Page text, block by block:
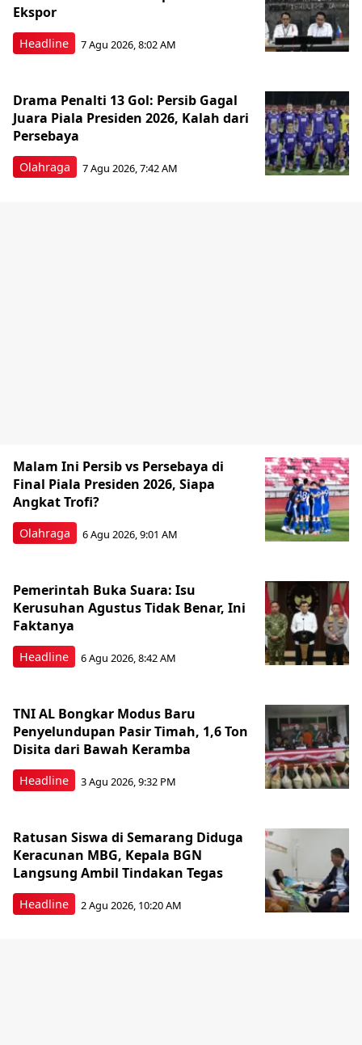
Headline
Ekspor
7 Agu 2026, 8:02 AM
Olahraga
Drama Penalti 13 Gol: Persib Gagal
Juara Piala Presiden 2026, Kalah dari
Persebaya
7 Agu 2026, 7:42 AM
Olahraga
Malam Ini Persib vs Persebaya di
Final Piala Presiden 2026, Siapa
Angkat Trofi?
6 Agu 2026, 9:01 AM
Headline
Pemerintah Buka Suara: Isu
Kerusuhan Agustus Tidak Benar, Ini
Faktanya
6 Agu 2026, 8:42 AM
Headline
TNI AL Bongkar Modus Baru
Penyelundupan Pasir Timah, 1,6 Ton
Disita dari Bawah Keramba
3 Agu 2026, 9:32 PM
Headline
Ratusan Siswa di Semarang Diduga
Keracunan MBG, Kepala BGN
Langsung Ambil Tindakan Tegas
2 Agu 2026, 10:20 AM